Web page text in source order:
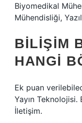
Biyomedikal
Mühendisliği,
BILIŞIM
HANGI
Ek puan
Yayın
İletişim.